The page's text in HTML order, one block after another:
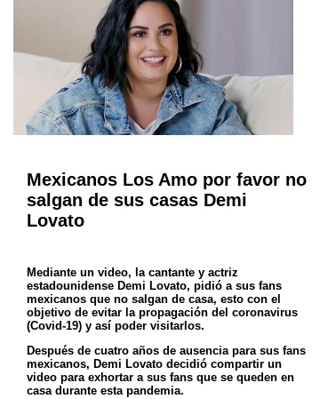
Mexicanos Los Amo por favor no
salgan de sus casas Demi
Lovato
Mediante un video, la cantante y actriz
estadounidense Demi Lovato, pidió a sus fans
mexicanos que no salgan de casa, esto con el
objetivo de evitar la propagación del coronavirus
(Covid-19) y así poder visitarlos.
Después de cuatro años de ausencia para sus fans
mexicanos, Demi Lovato decidió compartir un
video para exhortar a sus fans que se queden en
casa durante esta pandemia.